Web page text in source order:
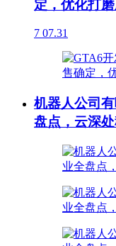
定，优化打
7 07.31
机器人公司
盘点，云深